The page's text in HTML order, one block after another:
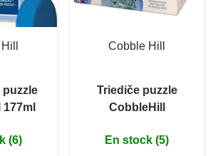
puzzle
(6)
Cobble Hill
Triediče puzzle
CobbleHill
En stock (5)